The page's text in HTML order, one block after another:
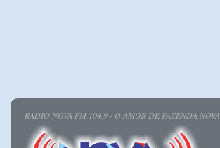
RÁDIO NOVA FM 104,9 - O AMOR DE FAZENDA NOVA